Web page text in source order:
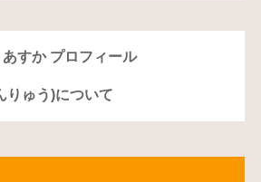
すか プロフィール
りゅう)について